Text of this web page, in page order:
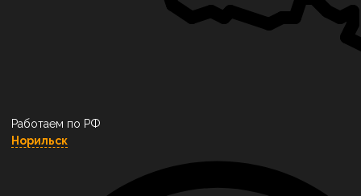
Работаем по РФ
Норильск